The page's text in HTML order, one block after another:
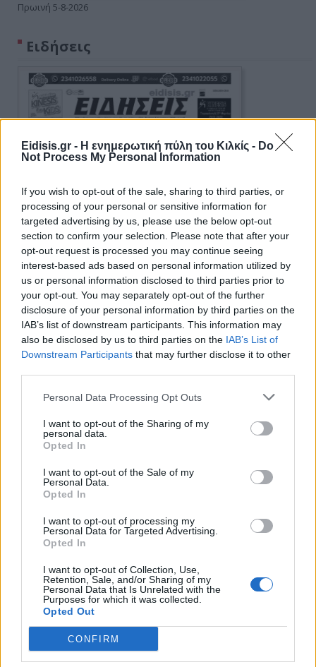
Eidisis.gr - Η ενημερωτική πύλη του Κιλκίς - Do
Not Process My Personal Information
If you wish to opt-out of the sale, sharing to third parties, or
processing of your personal or sensitive information for
targeted advertising by us, please use the below opt-out
section to confirm your selection. Please note that after your
opt-out request is processed you may continue seeing
interest-based ads based on personal information utilized by
us or personal information disclosed to third parties prior to
your opt-out. You may separately opt-out of the further
disclosure of your personal information by third parties on the
IAB’s list of downstream participants. This information may
also be disclosed by us to third parties on the IAB’s List of
Downstream Participants that may further disclose it to other
Personal Data Processing Opt Outs
I want to opt-out of the Sharing of my
personal data.
Opted In
I want to opt-out of the Sale of my
Personal Data.
Opted In
I want to opt-out of processing my
Personal Data for Targeted Advertising.
Opted In
I want to opt-out of Collection, Use,
Retention, Sale, and/or Sharing of my
Personal Data that Is Unrelated with the
Purposes for which it was collected.
Opted Out
CONFIRM
Πρωινή 5-8-2026
Ειδήσεις
Ειδήσεις 5-8-2026
ΑΠΟΨΕΙΣ